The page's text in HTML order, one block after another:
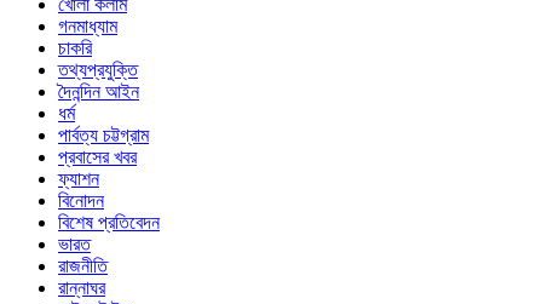
খোলা কলাম
গনমাধ্যাম
চাকরি
তথ্যপ্রযুক্তি
দৈনন্দিন আইন
ধর্ম
পার্বত্য চট্টগ্রাম
প্রবাসের খবর
ফ্যাশন
বিনোদন
বিশেষ প্রতিবেদন
ভারত
রাজনীতি
রান্নাঘর